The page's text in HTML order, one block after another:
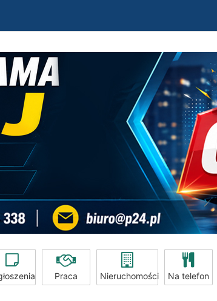
Praca Nieruchomości Na telefon